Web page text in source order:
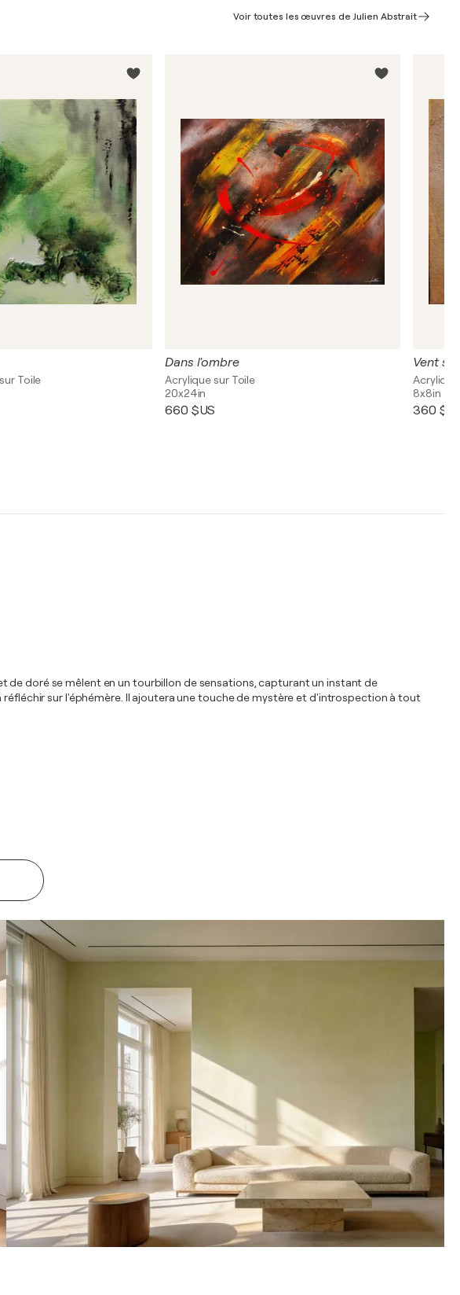
Voir toutes les œuvres de Julien Abstrait
Toile
Dans l'ombre
Acrylique sur Toile
20x24in
660 $US
Vent
8x8in
360
de doré se mêlent en un tourbillon de sensations, capturant un instant de
sur l'éphémère. Il ajoutera une touche de mystère et d'introspection à tout